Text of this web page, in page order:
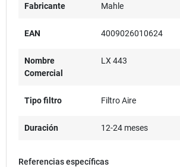
Fabricante Mahle
EAN 4009026010624
Nombre
Comercial
LX 443
Tipo filtro Filtro Aire
Duración 12-24 meses
Referencias específicas